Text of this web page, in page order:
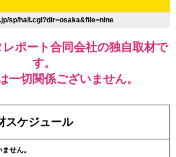
sp/hall.cgi?dir=osaka&file=nine
ポート合同会社の独自取材で
す。
一切関係ございません。
スケジュール
せん。